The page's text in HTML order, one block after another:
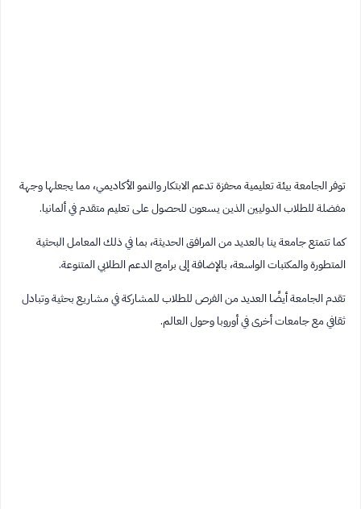
توفر الجامعة بيئة تعليمية محفزة تدعم الابتكار والنمو الأكاديمي، مما يجعلها وجهة
مفضلة للطلاب الدوليين الذين يسعون للحصول على تعليم متقدم في ألمانيا.
كما تتمتع جامعة ينا بالعديد من المرافق الحديثة، بما في ذلك المعامل البحثية
المتطورة والمكتبات الواسعة، بالإضافة إلى برامج الدعم الطلابي المتنوعة.
تقدم الجامعة أيضًا العديد من الفرص للطلاب للمشاركة في مشاريع بحثية وتبادل
ثقافي مع جامعات أخرى في أوروبا وحول العالم.